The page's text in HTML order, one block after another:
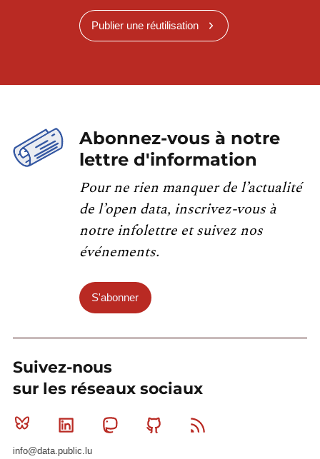
Publier une réutilisation
Abonnez-vous à notre
lettre d'information
Pour ne rien manquer de l’actualité
de l’open data, inscrivez-vous à
notre infolettre et suivez nos
événements.
S'abonner
Suivez-nous
sur les réseaux sociaux
Bluesky Linkedin MastodonGithub
info@data.public.lu